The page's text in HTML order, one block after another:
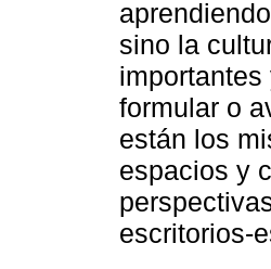
sino la
formular o
están los
espacios y
escritorios-